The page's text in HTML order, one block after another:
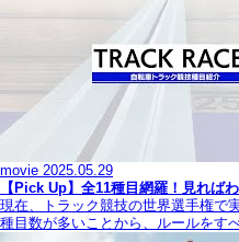
movie 2025.05.29
【Pick Up】全11種目網羅！見れば
現在、トラック競技の世界選手権で
種目数が多いことから、ルールをす